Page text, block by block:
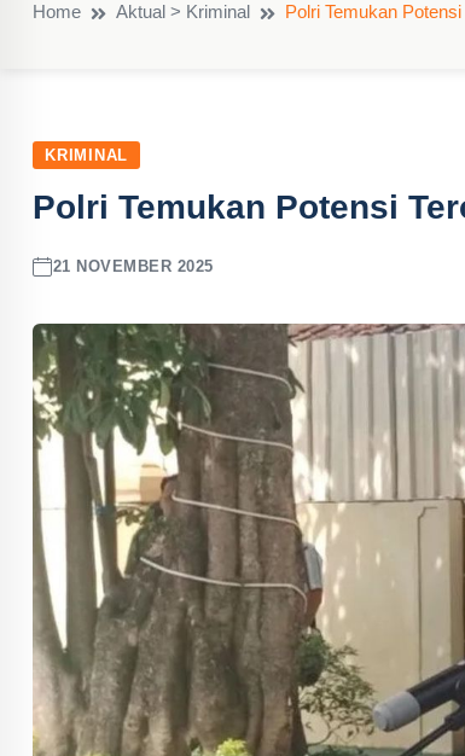
Home Aktual > Kriminal Polri Temukan
KRIMINAL
Polri Temukan Potensi
21 NOVEMBER 2025